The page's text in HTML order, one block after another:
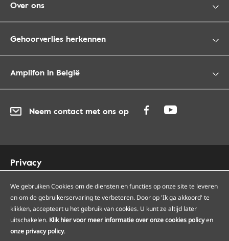
Over ons
Gehoorverlies herkennen
Amplifon in België
Neem contact met ons op
Privacy
Cookies
Toegankelijkheid
Sitemap
Onze Amplifon hoorcentra
Onze servicepunten
We gebruiken Cookies om de diensten en functies op onze site te leveren
en om de gebruikerservaring te verbeteren. Door op 'Ik ga akkoord' te
klikken, accepteert u het gebruik van cookies. U kunt ze altijd later
uitschakelen. Klik hier voor meer informatie over onze cookies policyen
onze privacy policy.